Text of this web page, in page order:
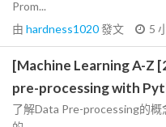
Prom...
由 hardness1020發文 5
[Machine Learning A-Z
pre-processing with
了解Data Pre-processing的